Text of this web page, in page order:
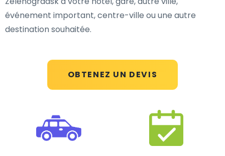
OBTENEZ UN DEVIS
événement important, centre-ville ou une autre
destination souhaitée.